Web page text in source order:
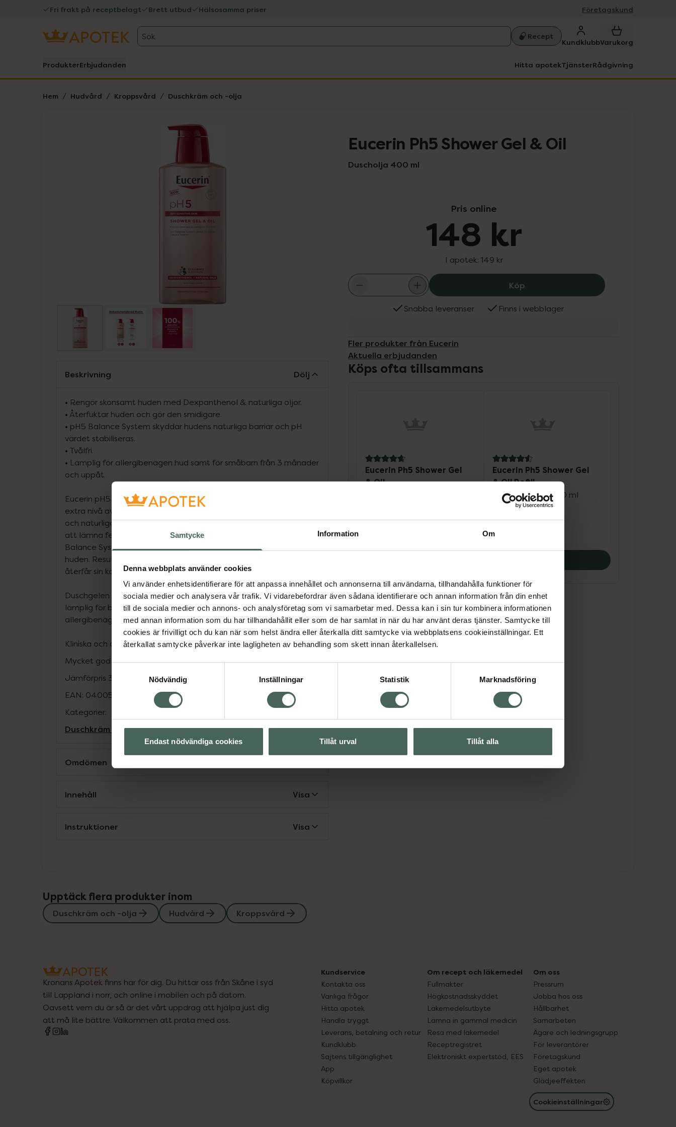
Samtycke Information Om
Denna webbplats använder cookies
Vi använder enhetsidentifierare för att anpassa innehållet och annonserna till användarna, tillhandahålla funktioner för
sociala medier och analysera vår trafik. Vi vidarebefordrar även sådana identifierare och annan information från din enhet
till de sociala medier och annons- och analysföretag som vi samarbetar med. Dessa kan i sin tur kombinera informationen
med annan information som du har tillhandahållit eller som de har samlat in när du har använt deras tjänster. Samtycke till
cookies är frivilligt och du kan när som helst ändra eller återkalla ditt samtycke via webbplatsens cookieinställningar. Ett
återkallat samtycke påverkar inte lagligheten av behandling som skett innan återkallelsen.
Nödvändig
Inställningar Statistik Marknadsföring
Endast nödvändiga cookies Tillåt urval Tillåt alla
Fri frakt på receptbelagt Brett utbud Hälsosamma priser Företagskund
Sök Recept
KundklubbVarukorg
ProdukterErbjudanden Hitta apotekTjänsterRådgivning
Hem Hudvård Kroppsvård Duschkräm och -olja
Lista: . Innehåller 3 objekt. Eucerin Ph5 Shower Gel & Oil
Duscholja 400 ml
Pris online
148 kr
I apotek: 149 kr
Köp Eucerin Ph5 Shower Gel & Oil, 148 kr.
Snabba leveranser Finns i webblager
Fler produkter från Eucerin
Aktuella erbjudanden
Köps ofta tillsammans
4.7 av 5 i omdöme
Eucerin Ph5 Shower Gel
& Oil
4.6 av 5 i omdöme
Eucerin Ph5 Shower Gel
& Oil Refill
Duscholja refill 400 ml
Köp båda för:
Beskrivning Dölj
• Rengör skonsamt huden med Dexpanthenol & naturliga oljor.
• Återfuktar huden och gör den smidigare.
• pH5 Balance System skyddar hudens naturliga barriär och pH
värdet stabiliseras.
• Tvålfri.
• Lämplig för allergibenägen hud samt för småbarn från 3 månader
och uppåt.
Eucerin pH5 Shower Gel & Oil är en duschgel med olja som ger en
extra nivå av välbefinnande till huden. Regenerativ Dexpanthenol
och naturliga oljor rengör känslig hud skonsamt men effektivt utan
att lämna feta rester på huden. Den vårdande formulan med pH
Balance System hjälper till att stabilisera optimalt pH-värde i
huden. Resultatet blir återfuktad hud som känns smidig och som
återfår sin komfortkänsla.
Duschgelen är tvålfri med en mjukt skummande formula som är
lämplig för både kropp och ansikte. Lämplig för användning på
allergibenägen hud och även för barn och spädbarn.
Kliniska och dermatologiska studier visar:
Mycket god effekt och hudtolerans på känslig och torr hud.
Jämförpris 372,50 kr
EAN: 04005800355004
Kategorier:
Duschkräm och -oljaHudvårdKroppsvård
Omdömen
Innehåll Visa
Instruktioner Visa
Upptäck flera produkter inom
Duschkräm och -olja Hudvård Kroppsvård
Kronans Apotek finns här för dig. Du hittar oss från Skåne i syd
till Lappland i norr, och online i mobilen och på datorn.
Oavsett vem du är så är det vårt uppdrag att hjälpa just dig
att må lite bättre. Välkommen att prata med oss.
Kundservice
Kontakta oss
Vanliga frågor
Hitta apotek
Handla tryggt
Leverans, betalning och retur
Kundklubb
Sajtens tillgänglighet
App
Köpvillkor
Om recept och läkemedel
Fullmakter
Högkostnadsskyddet
Läkemedelsutbyte
Lämna in gammal medicin
Resa med läkemedel
Receptregistret
Elektroniskt expertstöd, EES
Om oss
Pressrum
Jobba hos oss
Hållbarhet
Samarbeten
Ägare och ledningsgrupp
För leverantörer
Företagskund
Eget apotek
Glädjeeffekten
Cookieinställningar